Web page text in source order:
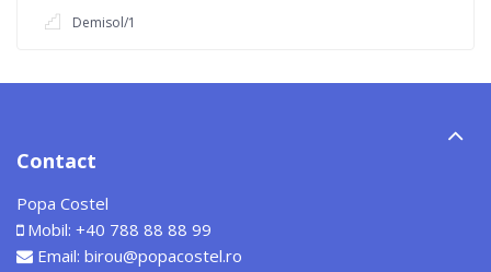
Demisol/1
Contact
Popa Costel
Mobil: +40 788 88 88 99
Email: birou@popacostel.ro